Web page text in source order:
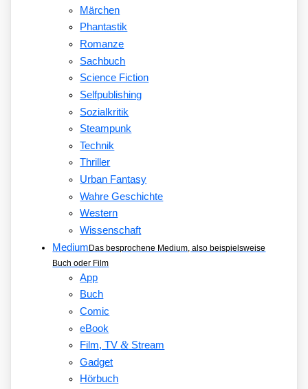
Märchen
Phantastik
Romanze
Sachbuch
Science Fiction
Selfpublishing
Sozialkritik
Steampunk
Technik
Thriller
Urban Fantasy
Wahre Geschichte
Western
Wissenschaft
MediumDas besprochene Medium, also beispielsweise
Buch oder Film
App
Buch
Comic
eBook
Film, TV&Stream
Gadget
Hörbuch